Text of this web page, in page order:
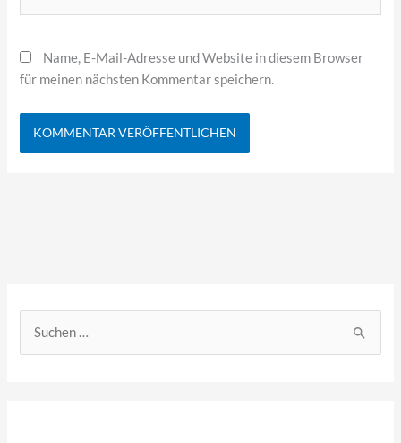
Name, E-Mail-Adresse und Website in diesem Browser
für meinen nächsten Kommentar speichern.